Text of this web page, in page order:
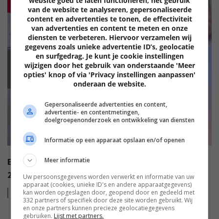
EISA AWARDS: WAT ZIJN DE BESTE PRODUCTEN VAN
2022?
Leesmeer
van de website te analyseren, gepersonaliseerde
content en advertenties te tonen, de effectiviteit
van advertenties en content te meten en onze
diensten te verbeteren. Hiervoor verzamelen wij
gegevens zoals unieke advertentie ID’s, geolocatie
en surfgedrag. Je kunt je cookie instellingen
wijzigen door het gebruik van onderstaande 'Meer
opties' knop of via 'Privacy instellingen aanpassen'
onderaan de website.
Gepersonaliseerde advertenties en content,
advertentie- en contentmetingen,
doelgroepenonderzoek en ontwikkeling van diensten
Informatie op een apparaat opslaan en/of openen
Meer informatie
Uw persoonsgegevens worden verwerkt en informatie van uw
apparaat (cookies, unieke ID's en andere apparaatgegevens)
kan worden opgeslagen door, geopend door en gedeeld met
332 partners of specifiek door deze site worden gebruikt. Wij
en onze partners kunnen precieze geolocatiegegevens
gebruiken. Lijst met partners.